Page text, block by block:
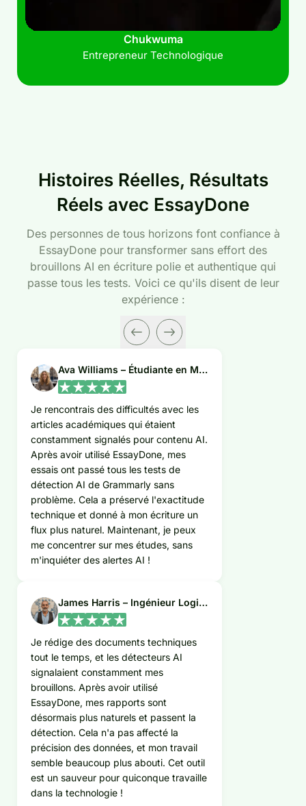
Chukwuma
Entrepreneur Technologique
Histoires Réelles, Résultats
Réels avec EssayDone
Des personnes de tous horizons font confiance à
EssayDone pour transformer sans effort des
brouillons AI en écriture polie et authentique qui
passe tous les tests. Voici ce qu'ils disent de leur
expérience :
Ava Williams – Étudiante en Médecine
Je rencontrais des difficultés avec les
articles académiques qui étaient
constamment signalés pour contenu AI.
Après avoir utilisé EssayDone, mes
essais ont passé tous les tests de
détection AI de Grammarly sans
problème. Cela a préservé l'exactitude
technique et donné à mon écriture un
flux plus naturel. Maintenant, je peux
me concentrer sur mes études, sans
m'inquiéter des alertes AI !
James Harris – Ingénieur Logiciel
Je rédige des documents techniques
tout le temps, et les détecteurs AI
signalaient constamment mes
brouillons. Après avoir utilisé
EssayDone, mes rapports sont
désormais plus naturels et passent la
détection. Cela n'a pas affecté la
précision des données, et mon travail
semble beaucoup plus abouti. Cet outil
est un sauveur pour quiconque travaille
dans la technologie !